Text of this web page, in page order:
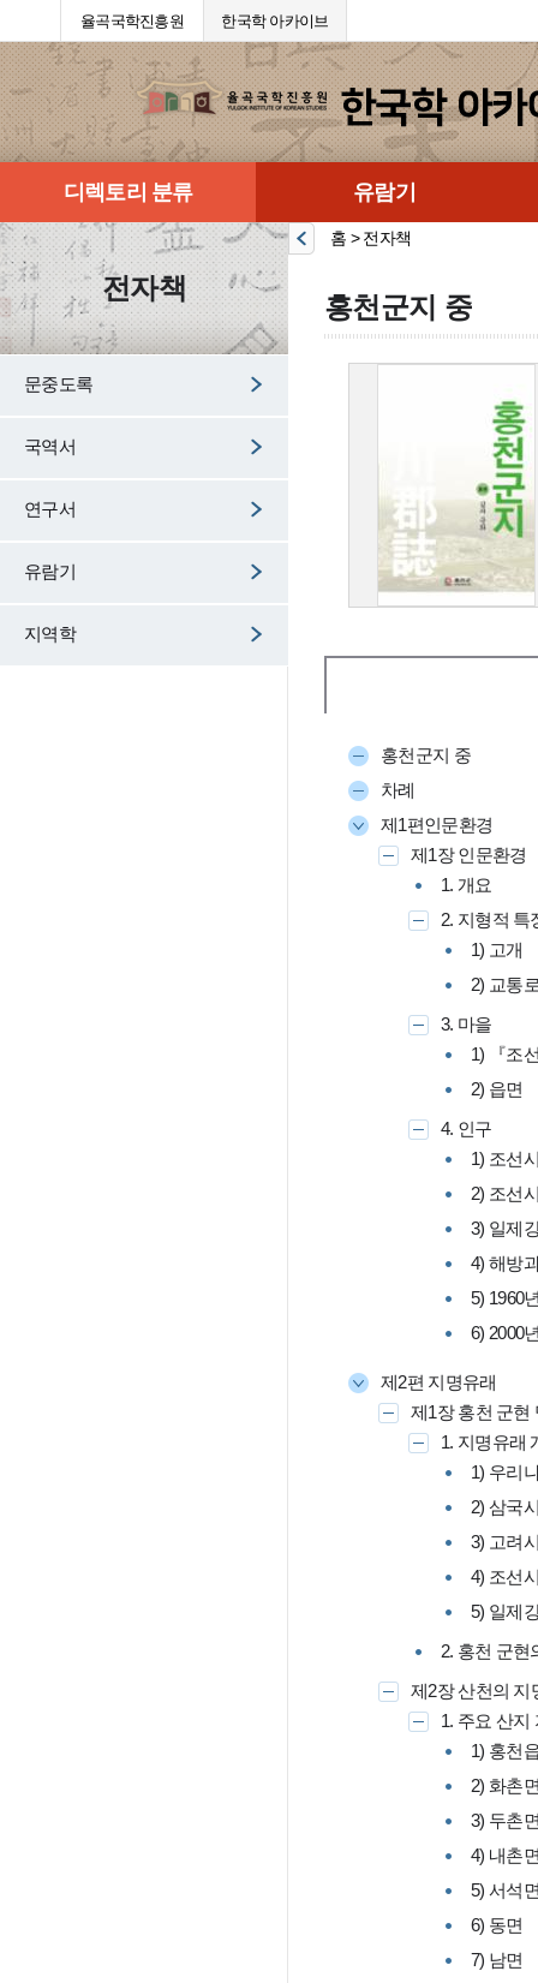
율곡국학진흥원 한국학 아카이브
디렉토리 분류 유람기
전자책
문중도록
국역서
연구서
유람기
지역학
홈 > 전자책
홍천군지 중
홍천군지 중
차례
제1편인문환경
제1장 인문환경
1. 개요
2. 지형적 특
1) 고개
2) 교통
3. 마을
1) 『조
2) 읍면
4. 인구
1) 조선
2) 조선
3) 일제
4) 해방
5) 1960
6) 2000
제2편 지명유래
제1장 홍천 군현
1. 지명유래
1) 우리
2) 삼국
3) 고려
4) 조선
5) 일제
2. 홍천 군현
제2장 산천의 지
1. 주요 산지
1) 홍천
2) 화촌
3) 두촌
4) 내촌
5) 서석
6) 동면
7) 남면